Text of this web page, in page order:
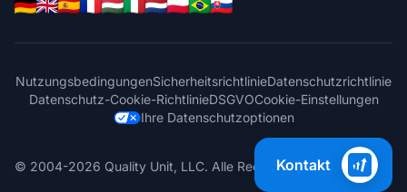
NutzungsbedingungenSicherheitsrichtlinieDatenschutzrichtlinie
Datenschutz-Cookie-RichtlinieDSGVOCookie-Einstellungen
Ihre Datenschutzoptionen
© 2004-2026 Quality Unit, LLC. Alle Rechte vorbehalten.
Kontakt